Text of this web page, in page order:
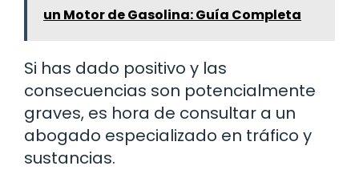
un Motor de Gasolina: Guía Completa
Si has dado positivo y las
consecuencias son potencialmente
graves, es hora de consultar a un
abogado especializado en tráfico y
sustancias.